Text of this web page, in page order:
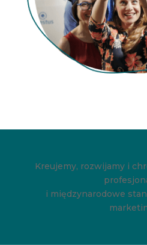
Kreujemy, rozwijamy i
i międzynarodowe